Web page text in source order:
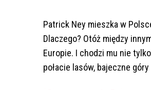
Patrick Ney mieszka w
Dlaczego? Otóż między
Europie. I chodzi mu nie
połacie lasów, bajeczne